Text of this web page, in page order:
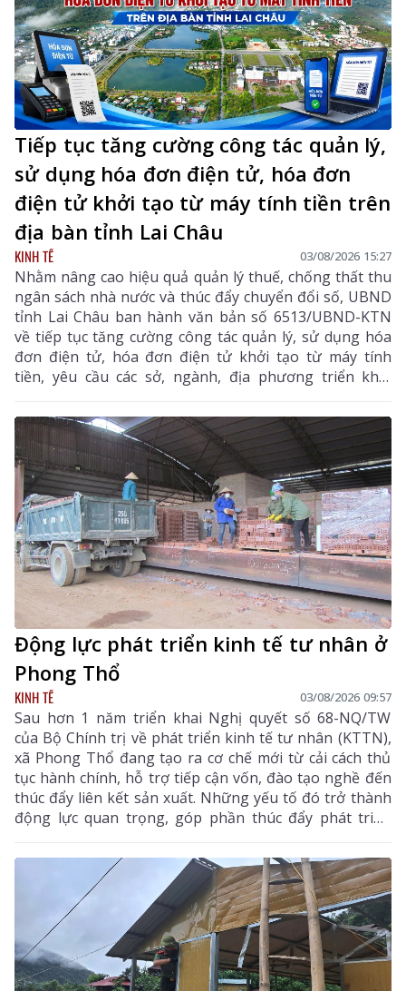
Tiếp tục tăng cường công tác quản lý,
sử dụng hóa đơn điện tử, hóa đơn
điện tử khởi tạo từ máy tính tiền trên
địa bàn tỉnh Lai Châu
KINH TẾ 03/08/2026 15:27
Nhằm nâng cao hiệu quả quản lý thuế, chống thất thu
ngân sách nhà nước và thúc đẩy chuyển đổi số, UBND
tỉnh Lai Châu ban hành văn bản số 6513/UBND-KTN
về tiếp tục tăng cường công tác quản lý, sử dụng hóa
đơn điện tử, hóa đơn điện tử khởi tạo từ máy tính
tiền, yêu cầu các sở, ngành, địa phương triển khai
đồng bộ các giải pháp nhằm nâng cao hiệu quả quản
lý thuế, chống thất thu ngân sách và thúc đẩy chuyển
đổi số trên địa bàn tỉnh.
Động lực phát triển kinh tế tư nhân ở
Phong Thổ
KINH TẾ 03/08/2026 09:57
Sau hơn 1 năm triển khai Nghị quyết số 68-NQ/TW
của Bộ Chính trị về phát triển kinh tế tư nhân (KTTN),
xã Phong Thổ đang tạo ra cơ chế mới từ cải cách thủ
tục hành chính, hỗ trợ tiếp cận vốn, đào tạo nghề đến
thúc đẩy liên kết sản xuất. Những yếu tố đó trở thành
động lực quan trọng, góp phần thúc đẩy phát triển
kinh tế - xã hội của vùng đất biên cương, từng bước
khẳng định rõ nét vai trò của KTTN.